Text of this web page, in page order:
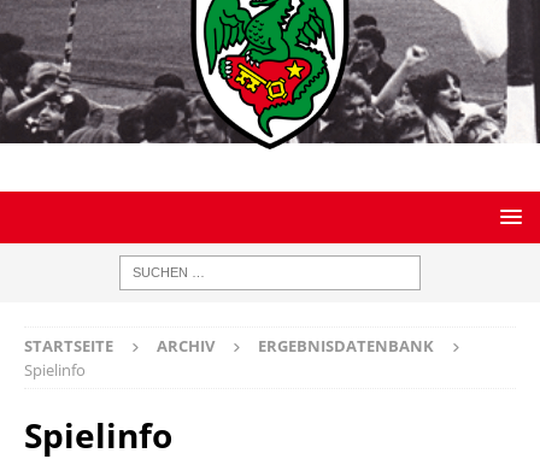
STARTSEITE ARCHIV
ERGEBNISDATENBANK
Spielinfo
Spielinfo